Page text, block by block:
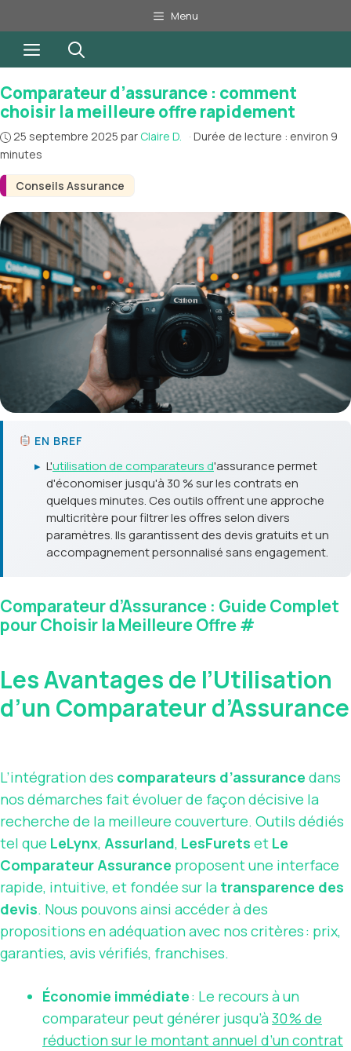
au
contenu
Menu
Menu
Conseils Assurance
Comparateur d’assurance : comment
choisir la meilleure offre rapidement
25 septembre 2025 par Claire D. · Durée de lecture : environ 9
minutes
EN BREF
▸ L'utilisation de comparateurs d'assurance permet
d'économiser jusqu'à 30 % sur les contrats en
quelques minutes. Ces outils offrent une approche
multicritère pour filtrer les offres selon divers
paramètres. Ils garantissent des devis gratuits et un
accompagnement personnalisé sans engagement.
Comparateur d’Assurance : Guide Complet
pour Choisir la Meilleure Offre#
Les Avantages de l’Utilisation
d’un Comparateur d’Assurance
L’intégration des comparateurs d’assurance dans
nos démarches fait évoluer de façon décisive la
recherche de la meilleure couverture. Outils dédiés
tel que LeLynx, Assurland, LesFurets et Le
Comparateur Assurance proposent une interface
rapide, intuitive, et fondée sur la transparence des
devis. Nous pouvons ainsi accéder à des
propositions en adéquation avec nos critères : prix,
garanties, avis vérifiés, franchises.
Économie immédiate: Le recours à un
comparateur peut générer jusqu’à30 % de
réduction sur le montant annuel d’un contrat